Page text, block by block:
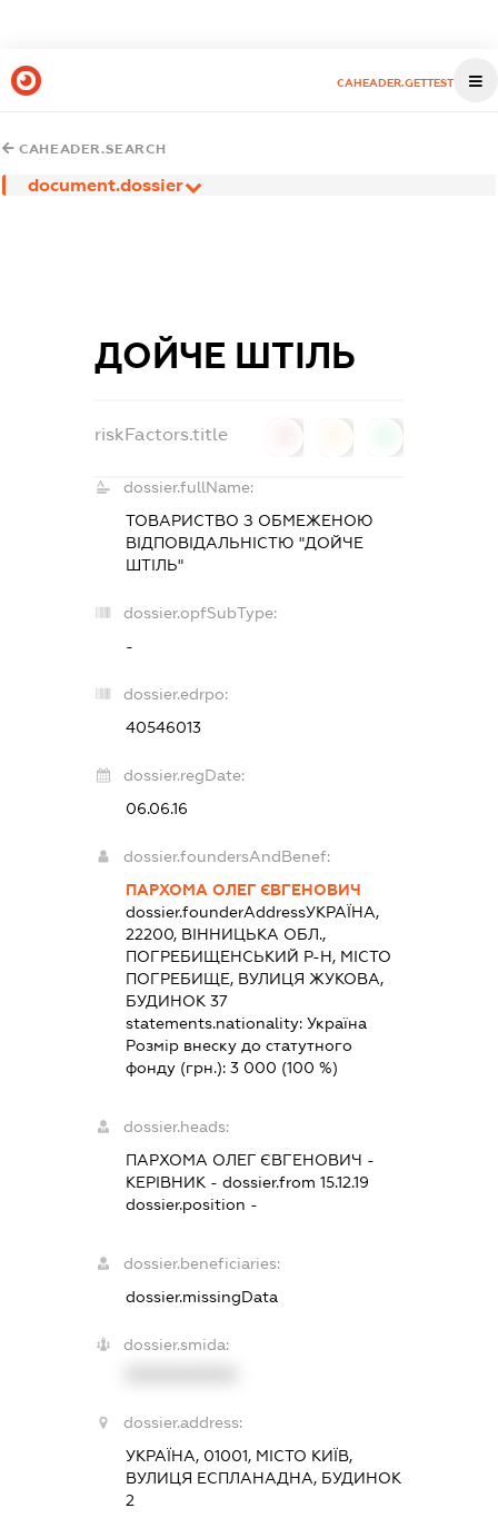
CAHEADER.GETTEST
CAHEADER.SEARCH
document.dossier
ДОЙЧЕ ШТІЛЬ
riskFactors.title
dossier.fullName:
ТОВАРИСТВО З ОБМЕЖЕНОЮ
ВІДПОВІДАЛЬНІСТЮ "ДОЙЧЕ
ШТІЛЬ"
dossier.opfSubType:
-
dossier.edrpo:
40546013
dossier.regDate:
06.06.16
dossier.foundersAndBenef:
ПАРХОМА ОЛЕГ ЄВГЕНОВИЧ
dossier.founderAddressУКРАЇНА,
22200, ВІННИЦЬКА ОБЛ.,
ПОГРЕБИЩЕНСЬКИЙ Р-Н, МІСТО
ПОГРЕБИЩЕ, ВУЛИЦЯ ЖУКОВА,
БУДИНОК 37
statements.nationality: Україна
Розмір внеску до статутного
фонду (грн.): 3 000 (100 %)
dossier.heads:
ПАРХОМА ОЛЕГ ЄВГЕНОВИЧ -
КЕРІВНИК- dossier.from 15.12.19
dossier.position -
dossier.beneficiaries:
dossier.missingData
dossier.smida:
dossier.address:
УКРАЇНА, 01001, МІСТО КИЇВ,
ВУЛИЦЯ ЕСПЛАНАДНА, БУДИНОК
2